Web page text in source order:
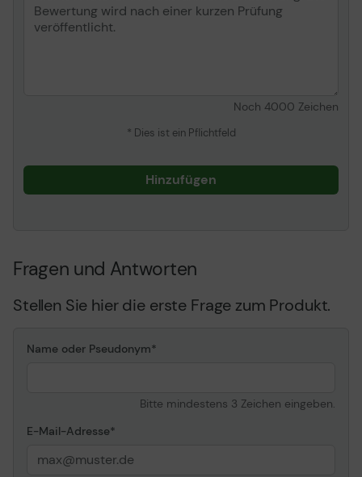
Noch 4000 Zeichen
* Dies ist ein Pflichtfeld
Hinzufügen
Fragen und Antworten
Stellen Sie hier die erste Frage zum Produkt.
Name oder Pseudonym
Bitte mindestens 3 Zeichen eingeben.
E-Mail-Adresse